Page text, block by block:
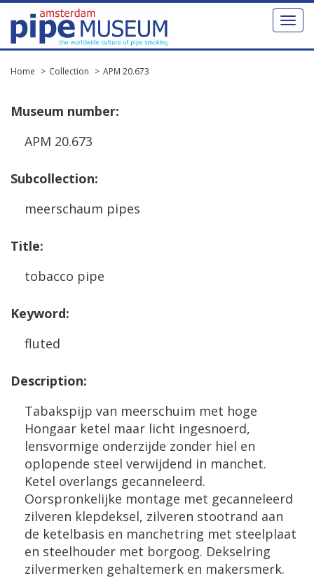
Toggle
Home Collection APM 20.673
Museum number:
APM 20.673
Subcollection:
meerschaum pipes
Title:
tobacco pipe
Keyword:
fluted
Description:
Tabakspijp van meerschuim met hoge
Hongaar ketel maar licht ingesnoerd,
lensvormige onderzijde zonder hiel en
oplopende steel verwijdend in manchet.
Ketel overlangs gecanneleerd.
Oorspronkelijke montage met gecanneleerd
zilveren klepdeksel, zilveren stootrand aan
de ketelbasis en manchetring met steelplaat
en steelhouder met borgoog. Dekselring
zilvermerken gehaltemerk en makersmerk.